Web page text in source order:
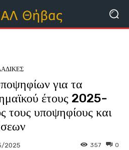
για τα
έτους 2025-
τους υποψηφίους και
2025 0
357